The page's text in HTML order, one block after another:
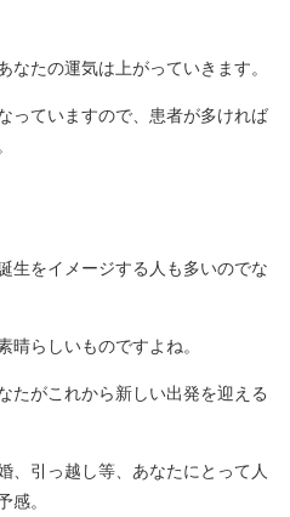
なたの運気は上がっていきます。
っていますので、患者が多ければ
生をイメージする人も多いのでな
晴らしいものですよね。
たがこれから新しい出発を迎える
、引っ越し等、あなたにとって人
感。